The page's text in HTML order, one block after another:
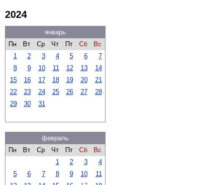
2024
январь
Пн
Вт Ср Чт Пт Сб
Вс
1
2 3 4 5 6
7
8
9 10 11 12 13
14
15
16 17 18 19 20
21
22
23 24 25 26 27
28
29
30 31
февраль
Пн
Вт Ср Чт Пт Сб
Вс
1
2 3
4
5
6 7 8 9 10
11